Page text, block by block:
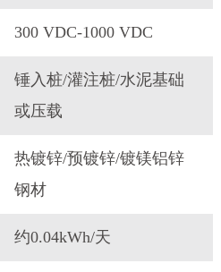
300 VDC-1000 VDC
锤入桩/灌注桩/水泥基础
或压载
热镀锌/预镀锌/镀镁铝锌
钢材
约0.04kWh/天